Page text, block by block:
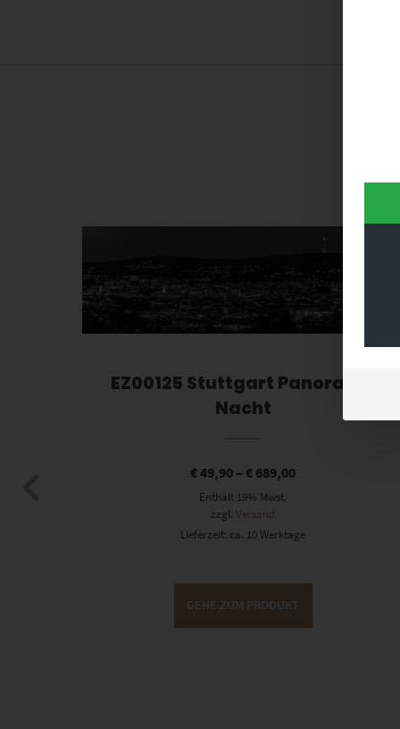
Dieses Produkt weist mehrere Varianten auf. Die Optionen können auf der Produktseite gewählt werden
EZ00125 Stuttgart Panorama
Nacht
€49,90 –€ 689,00
Enthält 19% Mwst.
zzgl.Versand
Lieferzeit: ca. 10 Werktage
GEHE ZUM PRODUKT